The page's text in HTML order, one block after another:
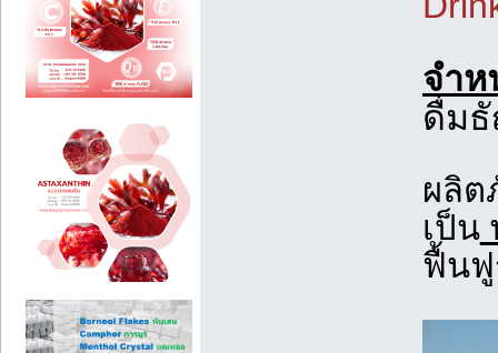
จำห
ดื่ม
ผลิต
เป็น
ฟื้นฟู